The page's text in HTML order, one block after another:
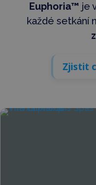
Euphoria™ je
každé setkání
Zjistit